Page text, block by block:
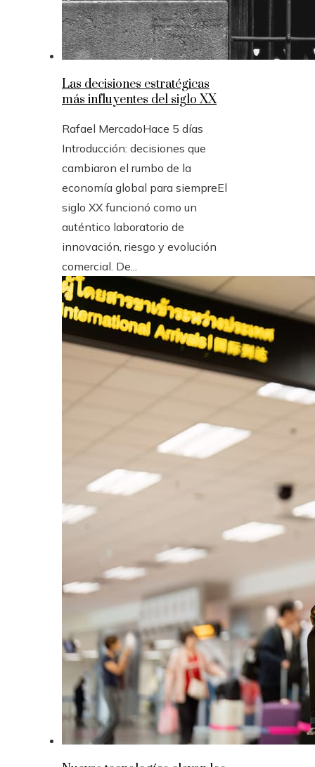
Las decisiones estratégicas
más influyentes del siglo XX
Rafael MercadoHace 5 días
Introducción: decisiones que
cambiaron el rumbo de la
economía global para siempreEl
siglo XX funcionó como un
auténtico laboratorio de
innovación, riesgo y evolución
comercial. De...